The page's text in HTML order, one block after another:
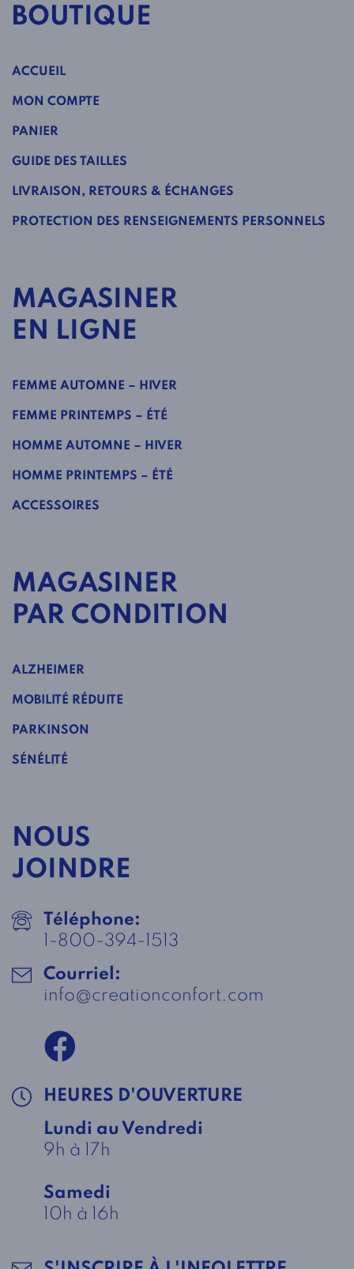
BOUTIQUE
ACCUEIL
MON COMPTE
PANIER
GUIDE DES TAILLES
LIVRAISON, RETOURS & ÉCHANGES
PROTECTION DES RENSEIGNEMENTS PERSONNELS
MAGASINER
EN LIGNE
FEMME AUTOMNE – HIVER
FEMME PRINTEMPS – ÉTÉ
HOMME AUTOMNE – HIVER
HOMME PRINTEMPS – ÉTÉ
ACCESSOIRES
MAGASINER
PAR CONDITION
ALZHEIMER
MOBILITÉ RÉDUITE
PARKINSON
SÉNÉLITÉ
NOUS
JOINDRE
Téléphone:
1-800-394-1513
Courriel:
info@creationconfort.com
HEURES D'OUVERTURE
Lundi au Vendredi
9h à 17h
Samedi
10h à 16h